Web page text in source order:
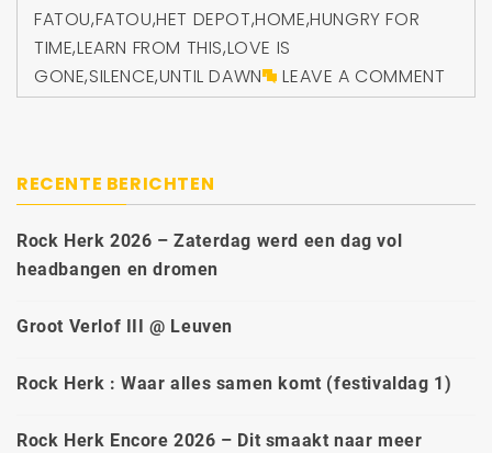
FATOU,FATOU,HET DEPOT,HOME,HUNGRY FOR
TIME,LEARN FROM THIS,LOVE IS
GONE,SILENCE,UNTIL DAWN LEAVE A COMMENT
RECENTE BERICHTEN
Rock Herk 2026 – Zaterdag werd een dag vol
headbangen en dromen
Groot Verlof III @ Leuven
Rock Herk : Waar alles samen komt (festivaldag 1)
Rock Herk Encore 2026 – Dit smaakt naar meer